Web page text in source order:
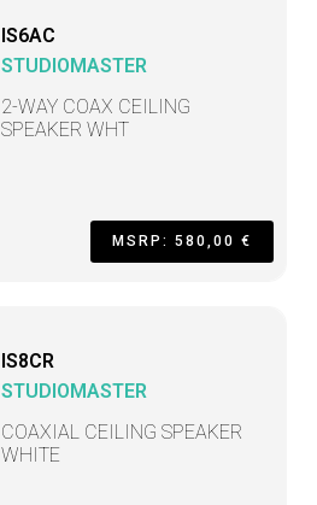
IS6AC
STUDIOMASTER
2-WAY COAX CEILING
SPEAKER WHT
MSRP: 580,00 €
IS8CR
STUDIOMASTER
COAXIAL CEILING SPEAKER
WHITE